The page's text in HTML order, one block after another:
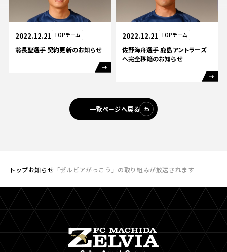
2022.12.21 TOPチーム
翁長聖選手 契約更新のお知らせ
2022.12.21 TOPチーム
佐野海舟選手 鹿島アントラーズ
へ完全移籍のお知らせ
一覧ページへ戻る
トップお知らせ 「ゼルビアがっこう」の取り組みが放送されます